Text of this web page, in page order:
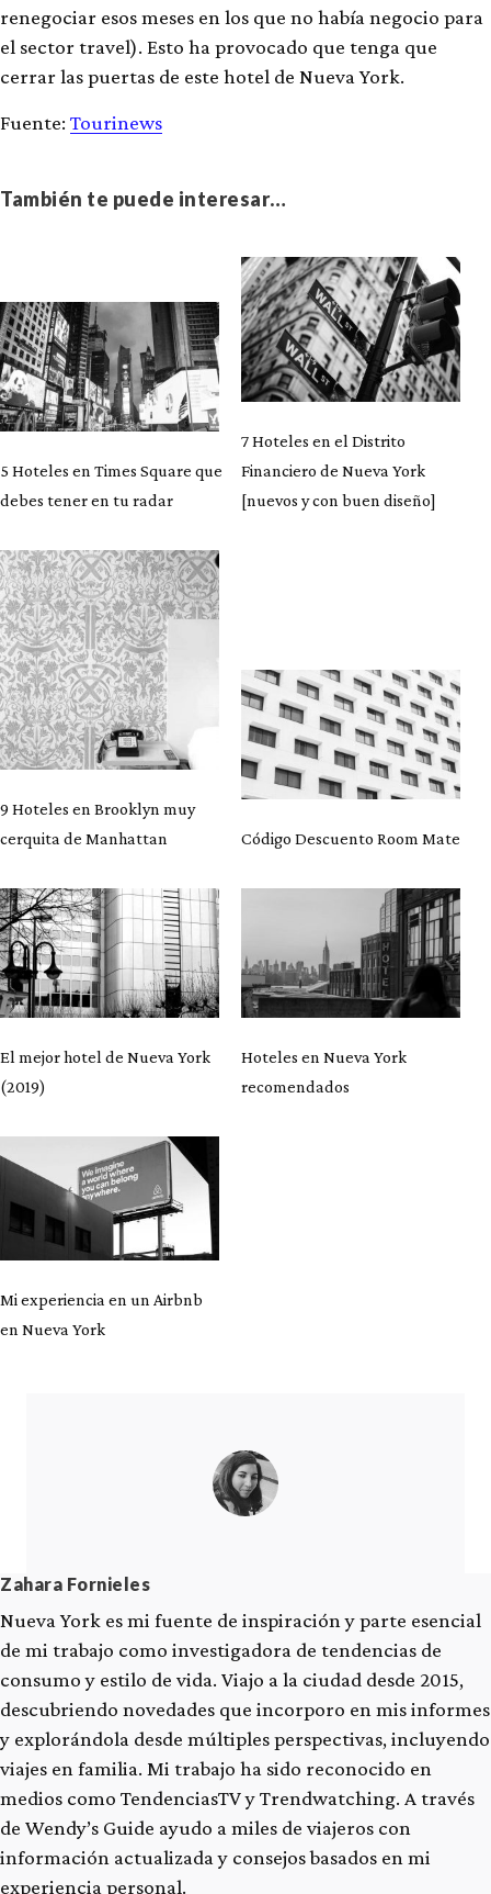
renegociar esos meses en los que no había negocio para
el sector travel). Esto ha provocado que tenga que
cerrar las puertas de este hotel de Nueva York.
Fuente: Tourinews
También te puede interesar…
5 Hoteles en Times Square que
debes tener en tu radar
7 Hoteles en el Distrito
Financiero de Nueva York
[nuevos y con buen diseño]
9 Hoteles en Brooklyn muy
cerquita de Manhattan
Código Descuento Room Mate
El mejor hotel de Nueva York
(2019)
Hoteles en Nueva York
recomendados
Mi experiencia en un Airbnb
en Nueva York
Zahara Fornieles
Nueva York es mi fuente de inspiración y parte esencial
de mi trabajo como investigadora de tendencias de
consumo y estilo de vida. Viajo a la ciudad desde 2015,
descubriendo novedades que incorporo en mis informes
y explorándola desde múltiples perspectivas, incluyendo
viajes en familia. Mi trabajo ha sido reconocido en
medios como TendenciasTV y Trendwatching. A través
de Wendy’s Guide ayudo a miles de viajeros con
información actualizada y consejos basados en mi
experiencia personal.